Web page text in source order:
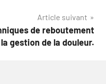
Article suivant
de reboutement
gestion de la douleur.